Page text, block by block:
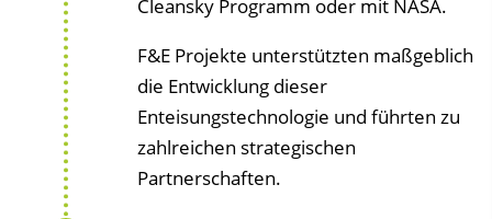
Cleansky Programm oder mit NASA.
F&E Projekte unterstützten maßgeblich
die Entwicklung dieser
Enteisungstechnologie und führten zu
zahlreichen strategischen
Partnerschaften.